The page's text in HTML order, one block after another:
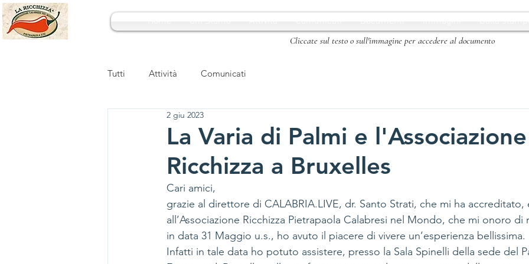
Cliccate sul testo o sull'immagine per accedere al documento
Tutti Attività Comunicati
La Varia di Palmi e l'Associazione
Ricchizza a Bruxelles
2 giu 2023
Cari amici,
grazie al direttore di CALABRIA.LIVE, dr. Santo Strati, che mi ha accreditato,
all’Associazione Ricchizza Pietrapaola Calabresi nel Mondo, che mi onoro di
in data 31 Maggio u.s., ho avuto il piacere di vivere un’esperienza bellissima.
Infatti in tale data ho potuto assistere, presso la Sala Spinelli della sede del